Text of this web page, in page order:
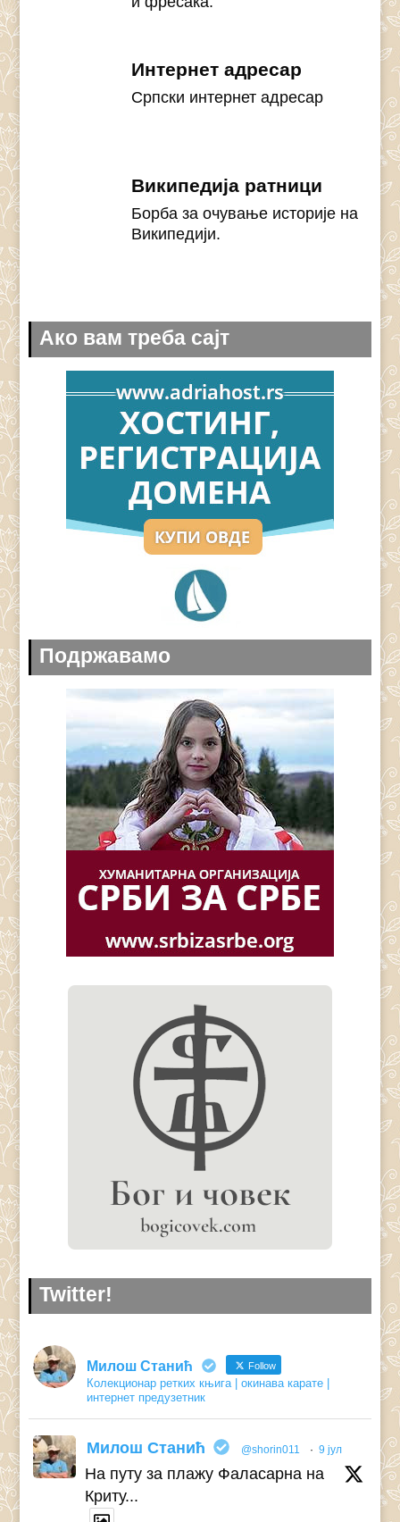
Интернет адресар
Српски интернет адресар
Википедија ратници
Борба за очување историје на
Википедији.
Ако вам треба сајт
Подржавамо
Twitter!
Милош Станић Follow
Колекционар ретких књига | окинава карате |
интернет предузетник
Милош Станић @shorin011 · 9 јул
На путу за плажу Фаласарна на
Криту...